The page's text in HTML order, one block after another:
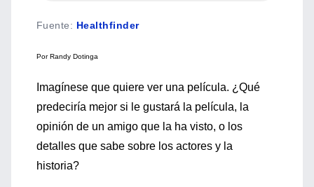
Fuente: Healthfinder
Por Randy Dotinga
Imagínese que quiere ver una película. ¿Qué
predeciría mejor si le gustará la película, la
opinión de un amigo que la ha visto, o los
detalles que sabe sobre los actores y la
historia?